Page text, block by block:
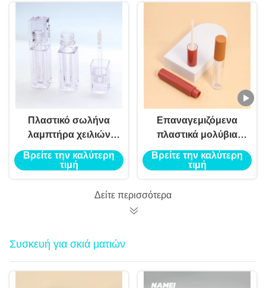
δοχείο
Πλαστικό σωλήνα
λαμπτήρα χειλιών
δοχείο συσκευασίας
καλλυντικών κενό
χειλιών με ραβδιά
Βρείτε την καλύτερη
τιμή
Επαναγεμιζόμενα
πλαστικά μολύβια
Μέσα μακιγιάζ για
φρύδια
Βρείτε την καλύτερη
τιμή
Δείτε περισσότερα
Συσκευή για σκιά ματιών